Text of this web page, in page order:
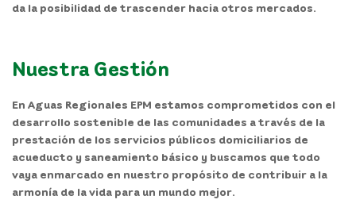
da la posibilidad de trascender hacia otros mercados.
Nuestra Gestión
En Aguas Regionales EPM estamos comprometidos con el
desarrollo sostenible de las comunidades a través de la
prestación de los servicios públicos domiciliarios de
acueducto y saneamiento básico y buscamos que todo
vaya enmarcado en nuestro propósito de contribuir a la
armonía de la vida para un mundo mejor.